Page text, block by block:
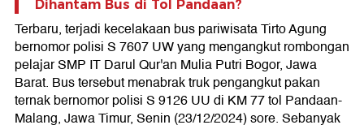
Dihantam Bus di Tol Pandaan?
Terbaru, terjadi kecelakaan bus pariwisata Tirto Agung
bernomor polisi S 7607 UW yang mengangkut rombongan
pelajar SMP IT Darul Qur'an Mulia Putri Bogor, Jawa
Barat. Bus tersebut menabrak truk pengangkut pakan
ternak bernomor polisi S 9126 UU di KM 77 tol Pandaan-
Malang, Jawa Timur, Senin (23/12/2024) sore. Sebanyak